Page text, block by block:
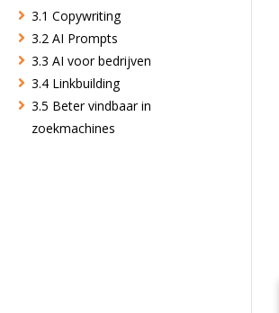
3.1 Copywriting
3.2 AI Prompts
3.3 AI voor bedrijven
3.4 Linkbuilding
3.5 Beter vindbaar in
zoekmachines